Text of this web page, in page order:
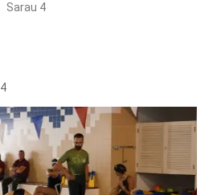
Sarau 4
4